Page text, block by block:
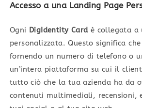
Accesso a una Landing Page
Ogni DigIdentity Cardè collegata a
personalizzata. Questo significa
fornendo un numero di telefono o
un’intera piattaforma su cui il
tutto ciò che la tua azienda ha da
contenuti multimediali, recensioni,